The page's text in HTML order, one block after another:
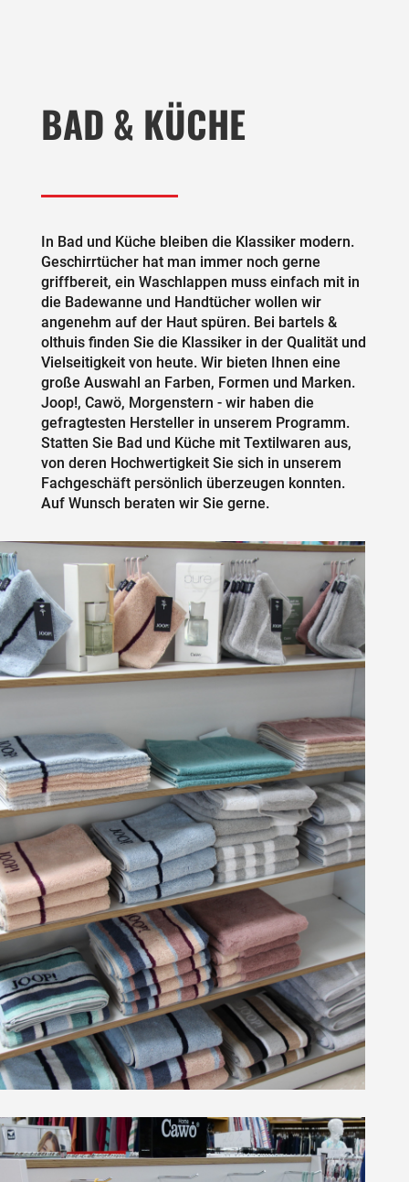
BAD & KÜCHE
In Bad und Küche bleiben die Klassiker modern.
Geschirrtücher hat man immer noch gerne
griffbereit, ein Waschlappen muss einfach mit in
die Badewanne und Handtücher wollen wir
angenehm auf der Haut spüren. Bei bartels &
olthuis finden Sie die Klassiker in der Qualität und
Vielseitigkeit von heute. Wir bieten Ihnen eine
große Auswahl an Farben, Formen und Marken.
Joop!, Cawö, Morgenstern - wir haben die
gefragtesten Hersteller in unserem Programm.
Statten Sie Bad und Küche mit Textilwaren aus,
von deren Hochwertigkeit Sie sich in unserem
Fachgeschäft persönlich überzeugen konnten.
Auf Wunsch beraten wir Sie gerne.